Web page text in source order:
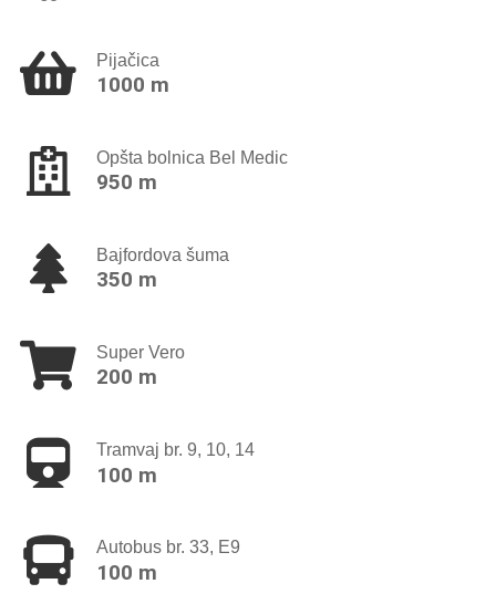
Pijačica
1000 m
Opšta bolnica Bel Medic
950 m
Bajfordova šuma
350 m
Super Vero
200 m
Tramvaj br. 9, 10, 14
100 m
Autobus br. 33, E9
100 m